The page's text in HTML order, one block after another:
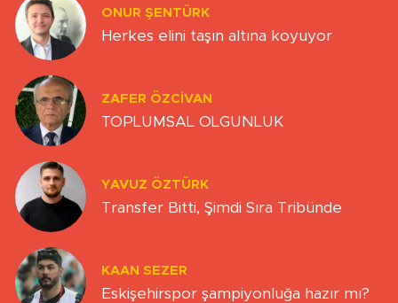
ONUR ŞENTÜRK
Herkes elini taşın altına koyuyor
ZAFER ÖZCIVAN
TOPLUMSAL OLGUNLUK
YAVUZ ÖZTÜRK
Transfer Bitti, Şimdi Sıra Tribünde
KAAN SEZER
Eskişehirspor şampiyonluğa hazır mı?